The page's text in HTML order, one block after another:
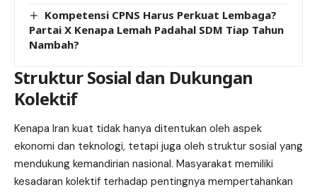
Kompetensi CPNS Harus Perkuat Lembaga?
Partai X Kenapa Lemah Padahal SDM Tiap Tahun
Nambah?
Struktur Sosial dan Dukungan
Kolektif
Kenapa Iran kuat tidak hanya ditentukan oleh aspek
ekonomi dan teknologi, tetapi juga oleh struktur sosial yang
mendukung kemandirian nasional. Masyarakat memiliki
kesadaran kolektif terhadap pentingnya mempertahankan